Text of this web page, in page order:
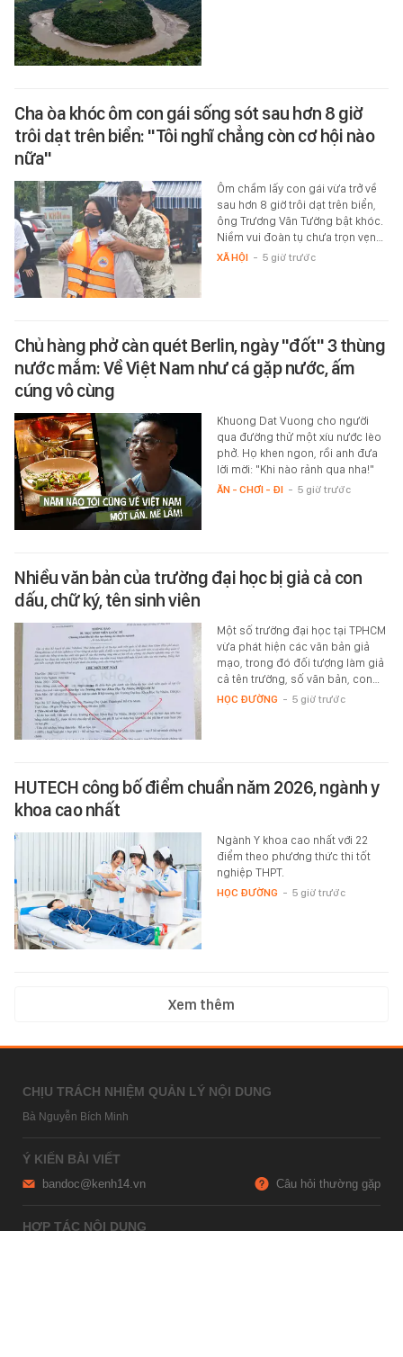
Cha òa khóc ôm con gái sống sót sau hơn 8 giờ
trôi dạt trên biển: "Tôi nghĩ chẳng còn cơ hội nào
nữa"
Ôm chầm lấy con gái vừa trở về
sau hơn 8 giờ trôi dạt trên biển,
ông Trương Văn Tường bật khóc.
Niềm vui đoàn tụ chưa trọn vẹn…
XÃ HỘI - 5 giờ trước
Chủ hàng phở càn quét Berlin, ngày "đốt" 3 thùng
nước mắm: Về Việt Nam như cá gặp nước, ấm
cúng vô cùng
Khuong Dat Vuong cho người
qua đường thử một xíu nước lèo
phở. Họ khen ngon, rồi anh đưa
lời mời: "Khi nào rảnh qua nha!"
ĂN - CHƠI - ĐI - 5 giờ trước
Nhiều văn bản của trường đại học bị giả cả con
dấu, chữ ký, tên sinh viên
Một số trường đại học tại TPHCM
vừa phát hiện các văn bản giả
mạo, trong đó đối tượng làm giả
cả tên trường, số văn bản, con…
HỌC ĐƯỜNG - 5 giờ trước
HUTECH công bố điểm chuẩn năm 2026, ngành y
khoa cao nhất
Ngành Y khoa cao nhất với 22
điểm theo phương thức thi tốt
nghiệp THPT.
HỌC ĐƯỜNG - 5 giờ trước
Xem thêm
CHỊU TRÁCH NHIỆM QUẢN LÝ NỘI DUNG
Bà Nguyễn Bích Minh
Ý KIẾN BÀI VIẾT
bandoc@kenh14.vn Câu hỏi thường gặp
HỢP TÁC NỘI DUNG